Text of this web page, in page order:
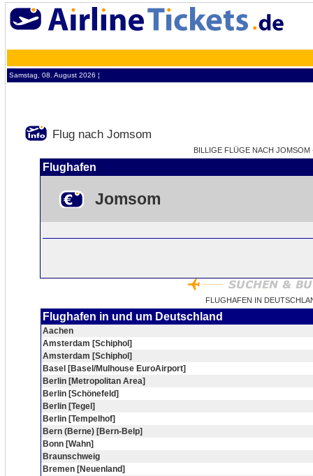
Samstag, 08. August 2026 ¦
Flug nach Jomsom
BILLIGE FLÜGE NACH
Flughafen
Jomsom
FLUGHAFEN IN
Flughafen in und um Deutschland
Aachen
Amsterdam [Schiphol]
Amsterdam [Schiphol]
Basel [Basel/Mulhouse EuroAirport]
Berlin [Metropolitan Area]
Berlin [Schönefeld]
Berlin [Tegel]
Berlin [Tempelhof]
Bern (Berne) [Bern-Belp]
Bonn [Wahn]
Braunschweig
Bremen [Neuenland]